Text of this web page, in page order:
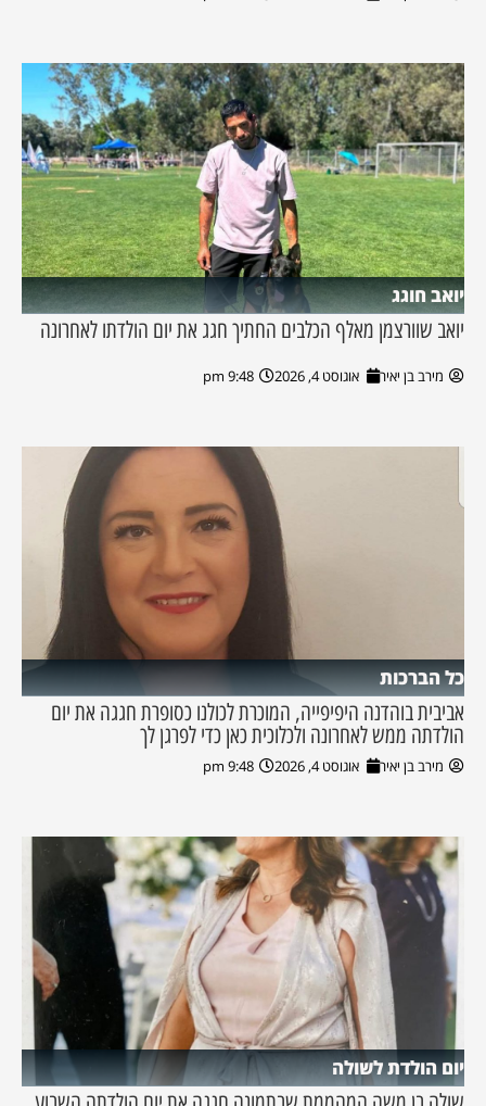
יואב חוגג
יואב שוורצמן מאלף הכלבים החתיך חגג את יום הולדתו לאחרונה
מירב בן יאיר אוגוסט 4, 2026 9:48 pm
כל הברכות
אביבית בוהדנה היפיפייה, המוכרת לכולנו כסופרת חגגה את יום
הולדתה ממש לאחרונה ולכלוכית כאן כדי לפרגן לך
מירב בן יאיר אוגוסט 4, 2026 9:48 pm
יום הולדת לשולה